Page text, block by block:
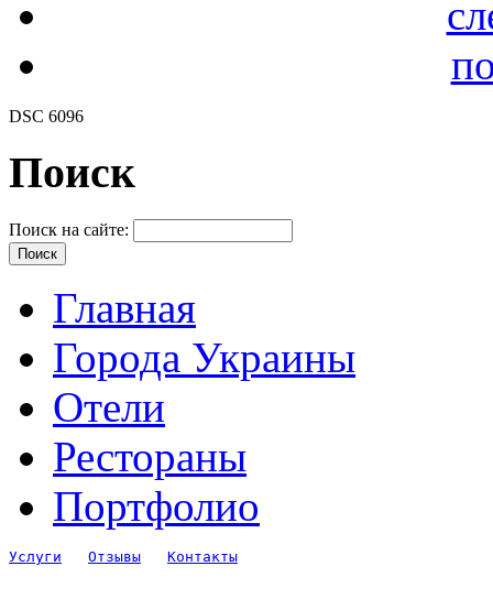
DSC 6096
Поиск
Поиск на сайте:
Главная
Города Украины
Отели
Рестораны
Портфолио
Услуги Отзывы Контакты